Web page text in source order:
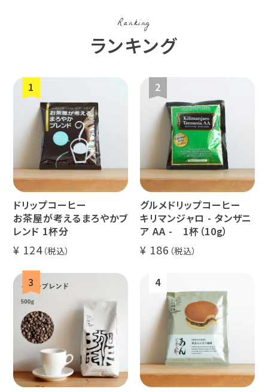
デカフェ
すてきな道
具
生活雑貨 福袋
業務用 定期便 送料無料
インドネシ
グァテマラ
ホンジュラ
ス
Ranking
ランキング
ドリップコーヒー
お茶屋が考えるまろやかブ
レンド 1杯分
124
グルメドリップコーヒー
キリマンジャロ - タンザニ
ア AA - 1杯（10g）
186